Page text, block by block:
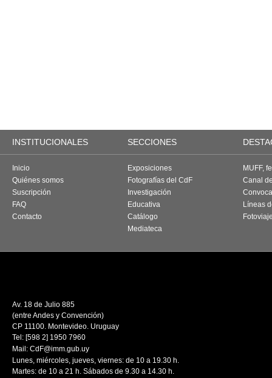
INSTITUCIONALES SECCIONES
Inicio
Quiénes somos
Suscripción
FAQ
Contacto
Exposiciones
Fotografías del CdF
Investigación
Educativa
Catálogo
Mediateca
MUFF,
Canal
Líneas
Av. 18 de Julio 885
(entre Andes y Convención)
CP 11100. Montevideo. Uruguay
Tel: [598 2] 1950 7960
Mail: CdF@imm.gub.uy
Lunes, miércoles, jueves, viernes: de 10 a 19.30 h.
Martes: de 10 a 21 h. Sábados de 9.30 a 14.30 h.